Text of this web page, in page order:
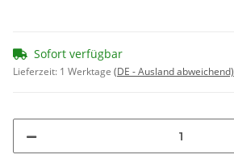
Sofort verfügbar
Lieferzeit: 1 Werktage (DE - Ausland abweichend)